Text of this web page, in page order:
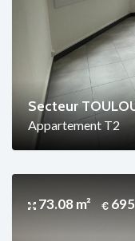
Secteur
Appartement T2
73.08 m² 695